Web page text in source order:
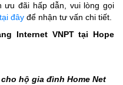
ưu đãi hấp dẫn, vui lòng gọi
tại đây để nhận tư vấn chi tiết.
Internet VNPT tại Hope
hộ gia đình Home Net